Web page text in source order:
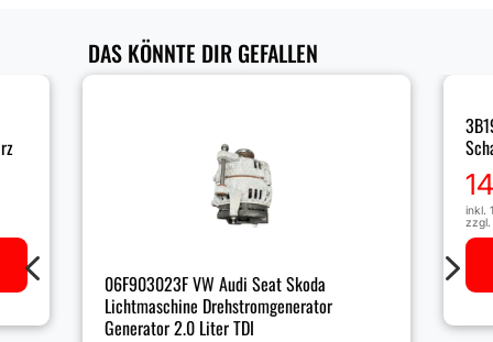
DAS KÖNNTE DIR GEFALLEN
06F903023F VW Audi Seat Skoda
Lichtmaschine Drehstromgenerator
Generator 2.0 Liter TDI
inkl.
zzgl.
4 5